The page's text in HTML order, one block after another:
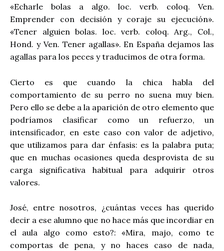
«Echarle bolas a algo. loc. verb. coloq. Ven.
Emprender con decisión y coraje su ejecución».
«Tener alguien bolas. loc. verb. coloq. Arg., Col.,
Hond. y Ven. Tener agallas». En España dejamos las
agallas para los peces y traducimos de otra forma.
Cierto es que cuando la chica habla del
comportamiento de su perro no suena muy bien.
Pero ello se debe a la aparición de otro elemento que
podríamos clasificar como un refuerzo, un
intensificador, en este caso con valor de adjetivo,
que utilizamos para dar énfasis: es la palabra puta;
que en muchas ocasiones queda desprovista de su
carga significativa habitual para adquirir otros
valores.
José, entre nosotros, ¿cuántas veces has querido
decir a ese alumno que no hace más que incordiar en
el aula algo como esto?: «Mira, majo, como te
comportas de pena, y no haces caso de nada,